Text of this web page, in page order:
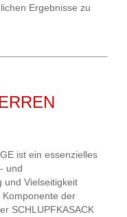
Ergebnisse zu
ist ein essenzielles
und
und Vielseitigkeit
der
SCHLUPFKASACK